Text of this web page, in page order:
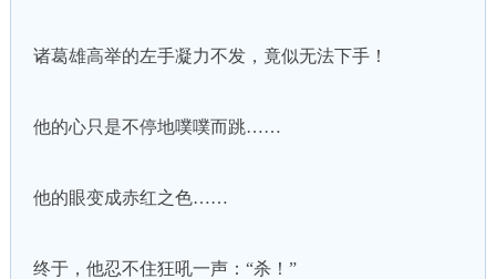
诸葛雄高举的左手凝力不发，竟似无法下手！
他的心只是不停地噗噗而跳……
他的眼变成赤红之色……
终于，他忍不住狂吼一声：“杀！”